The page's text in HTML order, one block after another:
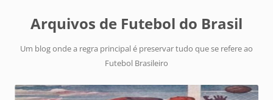
Arquivos de Futebol do Brasil
Um blog onde a regra principal é preservar tudo que se refere ao
Futebol Brasileiro